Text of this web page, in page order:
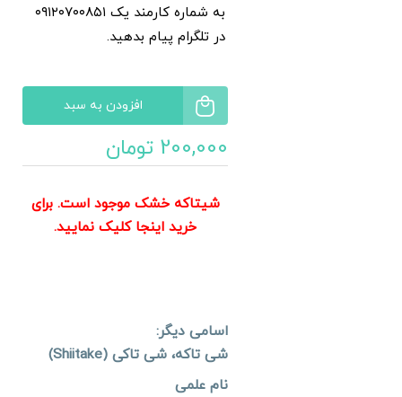
به شماره کارمند یک ۰۹۱۲۰۷۰۰۸۵۱
در تلگرام پیام بدهید.
افزودن به سبد
200,000 تومان
شیتاکه خشک موجود است. برای
خرید اینجا کلیک نمایید.
اسامی دیگر:
شی تاکه، شی تاکی (Shiitake
)
نام علمی